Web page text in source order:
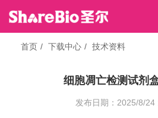
首页 下载中心 技术资料
细胞凋亡检测试剂
发布日期：2025/8/24